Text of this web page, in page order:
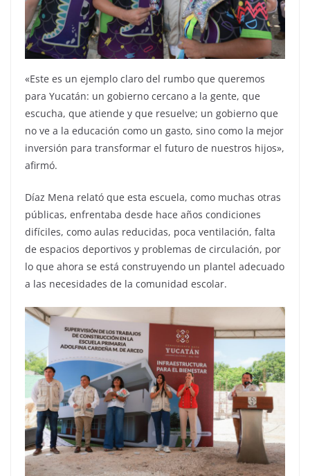
«Este es un ejemplo claro del rumbo que queremos
para Yucatán: un gobierno cercano a la gente, que
escucha, que atiende y que resuelve; un gobierno que
no ve a la educación como un gasto, sino como la mejor
inversión para transformar el futuro de nuestros hijos»,
afirmó.
Díaz Mena relató que esta escuela, como muchas otras
públicas, enfrentaba desde hace años condiciones
difíciles, como aulas reducidas, poca ventilación, falta
de espacios deportivos y problemas de circulación, por
lo que ahora se está construyendo un plantel adecuado
a las necesidades de la comunidad escolar.